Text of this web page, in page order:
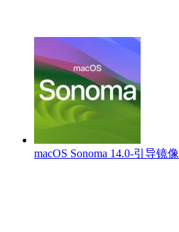
macOS Sonoma 14.0-引导镜像